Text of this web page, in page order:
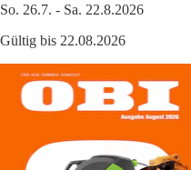
So. 26.7. - Sa. 22.8.2026
Gültig bis 22.08.2026